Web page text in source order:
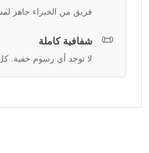
فريق من الخبراء جاهز
📜 شفافية كاملة
لا توجد أي رسوم خفية.